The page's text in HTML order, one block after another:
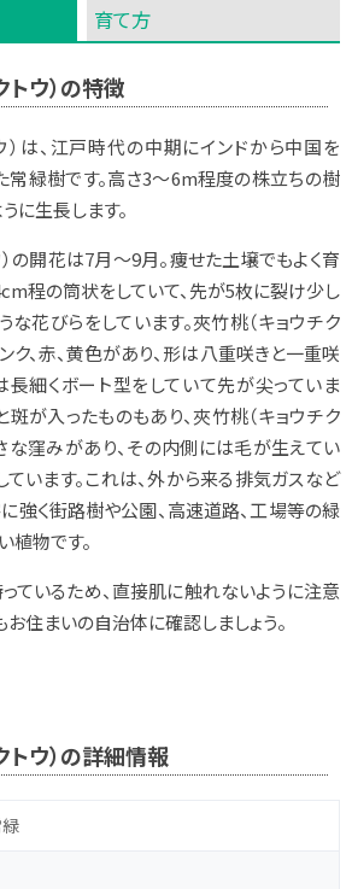
育て方
トウ）の特徴
）は、江戸時代の中期にインドから中国を
常緑樹です。高さ3～6m程度の株立ちの樹
に生長します。
の開花は7月〜9月。痩せた土壌でもよく育
程の筒状をしていて、先が5枚に裂け少し
花びらをしています。夾竹桃（キョウチク
ク、赤、黄色があり、形は八重咲きと一重咲
長細くボート型をしていて先が尖っていま
が入ったものもあり、夾竹桃（キョウチク
な窪みがあり、その内側には毛が生えてい
います。これは、外から来る排気ガスなど
強く街路樹や公園、高速道路、工場等の緑
植物です。
ているため、直接肌に触れないように注意
住まいの自治体に確認しましょう。
トウ）の詳細情報
緑